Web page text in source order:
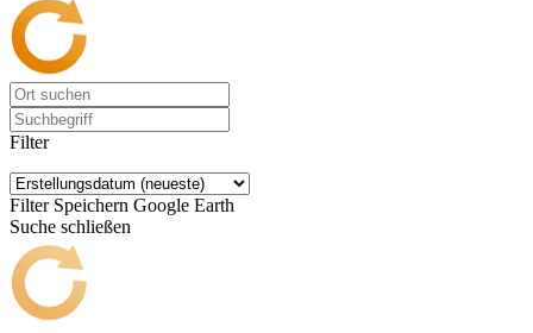
Filter
Filter Speichern Google Earth
Suche schließen